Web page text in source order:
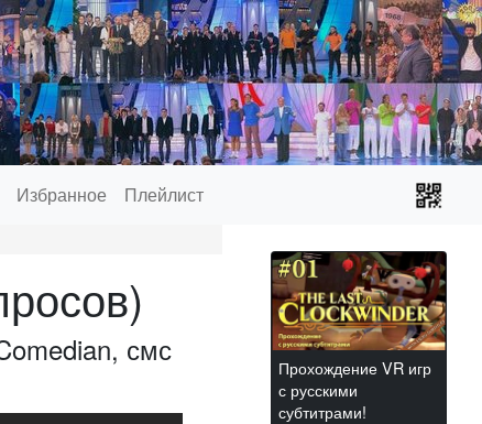
Избранное Плейлист
смс
Прохождение VR игр
с русскими
субтитрами!